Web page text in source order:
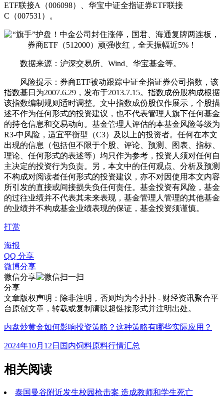
ETF联接A（006098）、华宝中证全指证券ETF联接
C（007531）。
数据来源：沪深交易所、Wind、华宝基金等。
风险提示：券商ETF被动跟踪中证全指证券公司指数，该
指数基日为2007.6.29，发布于2013.7.15。指数成份股构成根据
该指数编制规则适时调整。文中指数成份股仅作展示，个股描
述不作为任何形式的投资建议，也不代表管理人旗下任何基金
的持仓信息和交易动向。基金管理人评估的本基金风险等级为
R3-中风险，适宜平衡型（C3）及以上的投资者。任何在本文
出现的信息（包括但不限于个股、评论、预测、图表、指标、
理论、任何形式的表述等）均只作为参考，投资人须对任何自
主决定的投资行为负责。另，本文中的任何观点、分析及预测
不构成对阅读者任何形式的投资建议，亦不对因使用本文内容
所引发的直接或间接损失负任何责任。基金投资有风险，基金
的过往业绩并不代表其未来表现，基金管理人管理的其他基金
的业绩并不构成基金业绩表现的保证，基金投资须谨慎。
打赏
海报
QQ 分享
微博分享
微信分享
分享
文章版权声明：除非注明，否则均为今扑扑 - 财经资讯聚合平
台 原创文章，转载或复制请以超链接形式并注明出处。
内盘炒黄金如何影响投资策略？这种策略有哪些实际应用？
2024年10月12日国内饲料原料行情汇总
相关阅读
泰国曼谷附近发生校园枪击案 造成教师和学生死亡